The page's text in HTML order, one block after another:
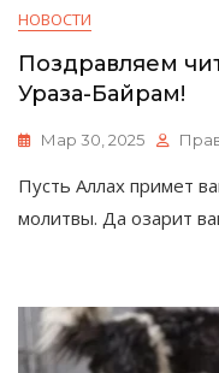
НОВОСТИ
Поздравляем
Ураза-Байрам!
Мар 30, 2025
Пусть Аллах примет
молитвы. Да озарит